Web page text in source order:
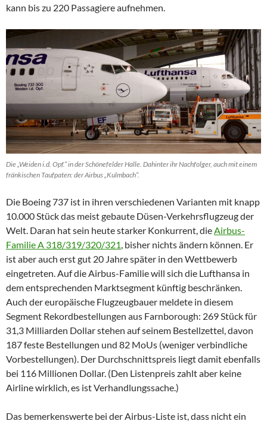
kann bis zu 220 Passagiere aufnehmen.
Die „Weiden i.d. Opf.“ in der Schönefelder Halle. Dahinter ihr Nachfolger, auch mit einem
fränkischen Taufpaten: der Airbus „Kulmbach“.
Die Boeing 737 ist in ihren verschiedenen Varianten mit knapp
10.000 Stück das meist gebaute Düsen-Verkehrsflugzeug der
Welt. Daran hat sein heute starker Konkurrent, dieAirbus-
Familie A 318/319/320/321, bisher nichts ändern können. Er
ist aber auch erst gut 20 Jahre später in den Wettbewerb
eingetreten. Auf die Airbus-Familie will sich die Lufthansa in
dem entsprechenden Marktsegment künftig beschränken.
Auch der europäische Flugzeugbauer meldete in diesem
Segment Rekordbestellungen aus Farnborough: 269 Stück für
31,3 Milliarden Dollar stehen auf seinem Bestellzettel, davon
187 feste Bestellungen und 82 MoUs (weniger verbindliche
Vorbestellungen). Der Durchschnittspreis liegt damit ebenfalls
bei 116 Millionen Dollar. (Den Listenpreis zahlt aber keine
Airline wirklich, es ist Verhandlungssache.)
Das bemerkenswerte bei der Airbus-Liste ist, dass nicht ein